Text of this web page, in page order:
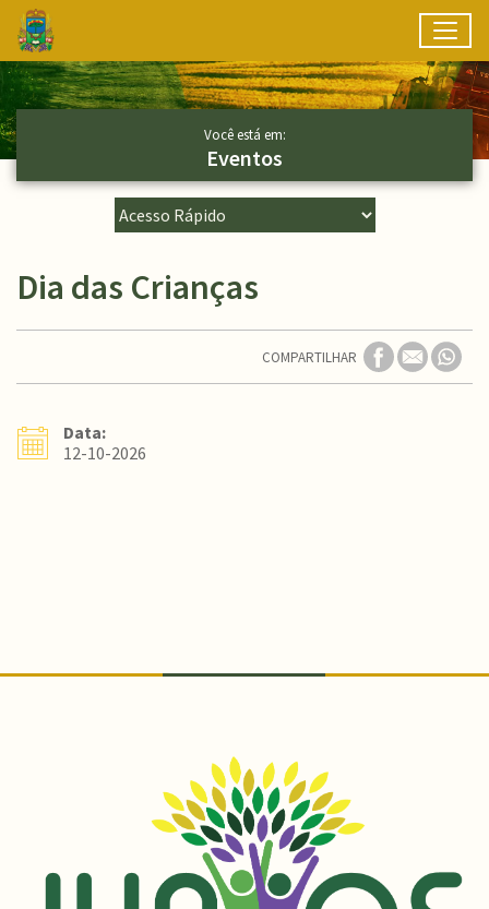
Ir para conteúdo principal
Conteúdo Principal
Você está em:
Eventos
Dia das Crianças
COMPARTILHAR
Data:
12-10-2026